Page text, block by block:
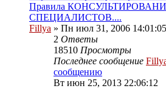
Правила
СПЕЦИАЛИСТОВ....
Fillya » Пн июл 31, 2006 14:01:05
2 Ответы
18510 Просмотры
Последнее сообщение
сообщению
Вт июн 25, 2013 22:06:12